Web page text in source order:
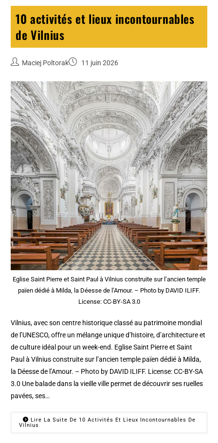
10 activités et lieux incontournables
de Vilnius
Maciej Poltorak 11 juin 2026
Eglise Saint Pierre et Saint Paul à Vilnius construite sur l’ancien temple
païen dédié à Milda, la Déesse de l’Amour. – Photo by DAVID ILIFF.
License: CC-BY-SA 3.0
Vilnius, avec son centre historique classé au patrimoine mondial
de l’UNESCO, offre un mélange unique d’histoire, d’architecture et
de culture idéal pour un week-end. Eglise Saint Pierre et Saint
Paul à Vilnius construite sur l’ancien temple païen dédié à Milda,
la Déesse de l’Amour. – Photo by DAVID ILIFF. License: CC-BY-SA
3.0 Une balade dans la vieille ville permet de découvrir ses ruelles
pavées, ses…
Lire La Suite De 10 Activités Et Lieux Incontournables De
Vilnius